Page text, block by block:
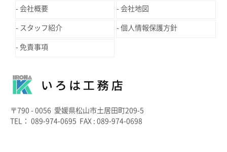
会社概要 会社地図
スタッフ紹介 個人情報保護方針
免責事項
〒790 - 0056 愛媛県松山市土居田町209-5
TEL： 089-974-0695 FAX : 089-974-0698